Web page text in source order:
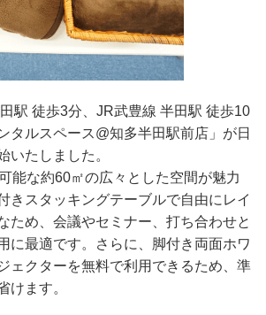
駅 徒歩3分、JR武豊線 半田駅 徒歩10
タルスペース@知多半田駅前店」が日
いたしました。
能な約60㎡の広々とした空間が魅力
きスタッキングテーブルで自由にレイ
ため、会議やセミナー、打ち合わせと
に最適です。さらに、脚付き両面ホワ
ェクターを無料で利用できるため、準
けます。